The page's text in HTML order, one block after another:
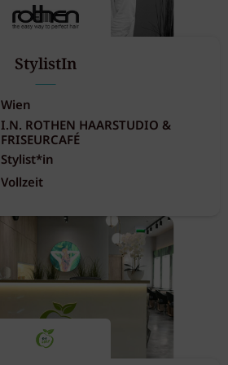
StylistIn
Wien
I.N. ROTHEN HAARSTUDIO &
FRISEURCAFÉ
Stylist*in
Vollzeit